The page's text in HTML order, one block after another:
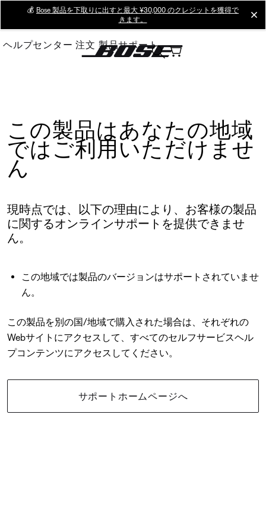
Main
💰 Bose 製品を下取りに出すと最大 ¥30,000 のクレジットを獲得で
きます。
ヘルプセンター 注文 製品サポート
この製品はあなたの地域
ではご利用いただけませ
ん
現時点では、以下の理由により、お客様の製品
に関するオンラインサポートを提供できませ
ん。
この地域では製品のバージョンはサポートされていませ
ん。
この製品を別の国/地域で購入された場合は、それぞれの
Webサイトにアクセスして、すべてのセルフサービスヘル
プコンテンツにアクセスしてください。
サポートホームページへ